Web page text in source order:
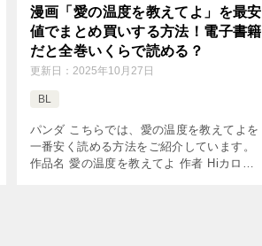
漫画「愛の温度を教えてよ」を最安
値でまとめ買いする方法！電子書籍
だと全巻いくらで読める？
更新日： 2025年10月27日
BL
パンダ こちらでは、愛の温度を教えてよを
一番安く読める方法をご紹介しています。
作品名 愛の温度を教えてよ 作者 Hiカロリ